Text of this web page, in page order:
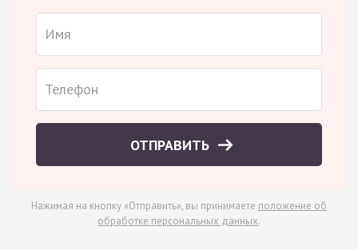
ОТПРАВИТЬ
Нажимая на кнопку «Отправить», вы принимаете положение об
обработке персональных данных.